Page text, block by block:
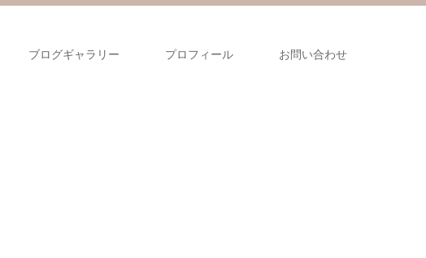
ブログギャラリー プロフィール お問い合わせ